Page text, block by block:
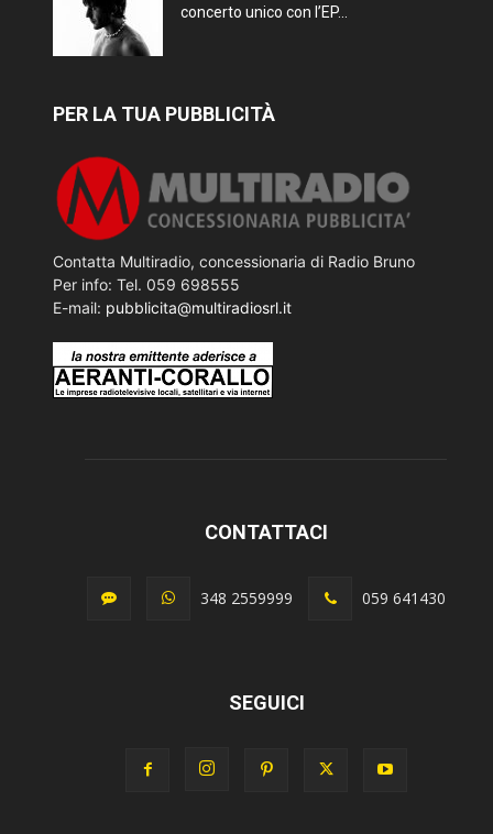
concerto unico con l’EP...
PER LA TUA PUBBLICITÀ
Contatta Multiradio, concessionaria di Radio Bruno
Per info: Tel. 059 698555
E-mail: pubblicita@multiradiosrl.it
CONTATTACI
348 2559999 059 641430
SEGUICI